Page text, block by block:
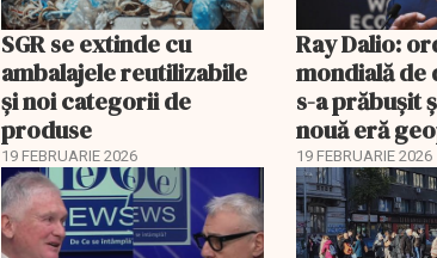
SGR se extinde cu
ambalajele reutilizabile
și noi categorii de
produse
19 FEBRUARIE 2026
Ray Dalio:
mondială de
s-a prăbușit
nouă eră
19 FEBRUARIE 2026
EXCLUSIV